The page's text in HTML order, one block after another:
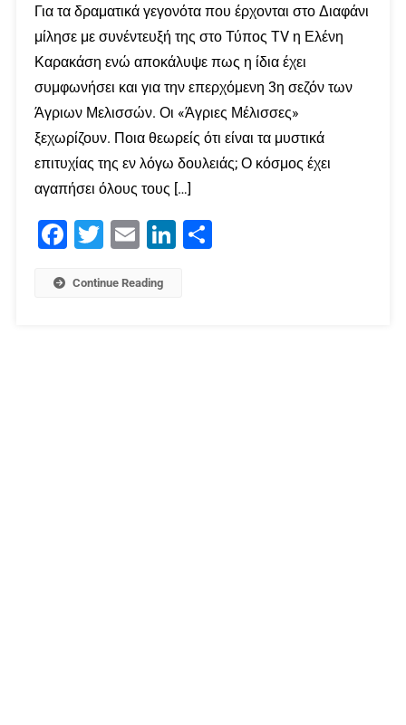
Για τα δραματικά γεγονότα που έρχονται στο Διαφάνι
μίλησε με συνέντευξή της στο Τύπος TV η Ελένη
Καρακάση ενώ αποκάλυψε πως η ίδια έχει
συμφωνήσει και για την επερχόμενη 3η σεζόν των
Άγριων Μελισσών. Οι «Άγριες Μέλισσες»
ξεχωρίζουν. Ποια θεωρείς ότι είναι τα μυστικά
επιτυχίας της εν λόγω δουλειάς; Ο κόσμος έχει
αγαπήσει όλους τους […]
Facebook
Twitter Email LinkedIn
Continue Reading